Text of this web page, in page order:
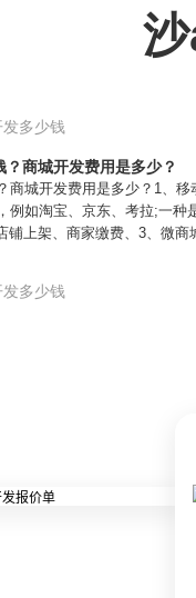
多少钱
商城开发费用是多少？
商城开发费用是多少？1、
例如淘宝、京东、考拉;一
铺上架、商家缴费、3、微商
多少钱